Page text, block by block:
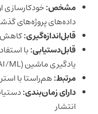
مشخص:خودکارسازی
داده‌های پروژه‌های
قابل‌اندازه‌گیری:کاهش 30% در وظایف عقب‌افتاده طی ۳ ماه
قابل‌دستیابی:با
یادگیری ماشین (AI/ML) امکان‌پذیر است.
مرتبط:هم‌راستا با
دارای زمان‌بندی:
انتشار